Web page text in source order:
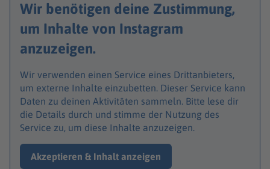
Wir benötigen deine Zustimmung,
um Inhalte von Instagram
anzuzeigen.
Wir verwenden einen Service eines Drittanbieters,
um externe Inhalte einzubetten. Dieser Service kann
Daten zu deinen Aktivitäten sammeln. Bitte lese dir
die Details durch und stimme der Nutzung des
Service zu, um diese Inhalte anzuzeigen.
Akzeptieren & Inhalt anzeigen